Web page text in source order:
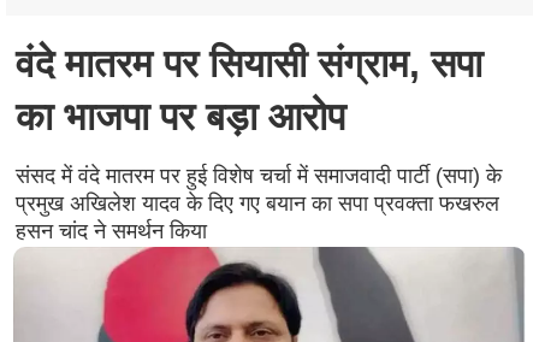
वंदे मातरम पर सियासी संग्राम, सपा
का भाजपा पर बड़ा आरोप
संसद में वंदे मातरम पर हुई विशेष चर्चा में समाजवादी पार्टी (सपा) के
प्रमुख अखिलेश यादव के दिए गए बयान का सपा प्रवक्ता फखरुल
हसन चांद ने समर्थन किया